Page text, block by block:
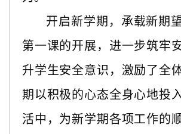
开启新学期，承载新期
第一课的开展，进一步筑牢
升学生安全意识，激励了全
期以积极的心态全身心地投
活中，为新学期各项工作的